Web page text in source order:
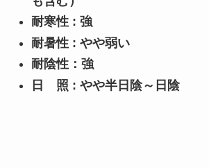
耐寒性 : 強
耐暑性 : やや弱い
耐陰性：強
日 照 : やや半日陰～日陰